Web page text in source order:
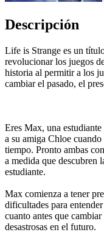
Descripción
Life is Strange es un
revolucionar los juegos
historia al permitir a los
cambiar el pasado, el
Eres Max, una
a su amiga Chloe cuando
tiempo. Pronto ambas
a medida que descubren
estudiante.
Max comienza a tener
dificultades para
cuanto antes que
desastrosas en el futuro.